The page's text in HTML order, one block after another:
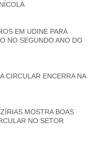
EM UDINE PARA
NO SEGUNDO ANO DO
CIRCULAR ENCERRA NA
MOSTRA BOAS
NO SETOR